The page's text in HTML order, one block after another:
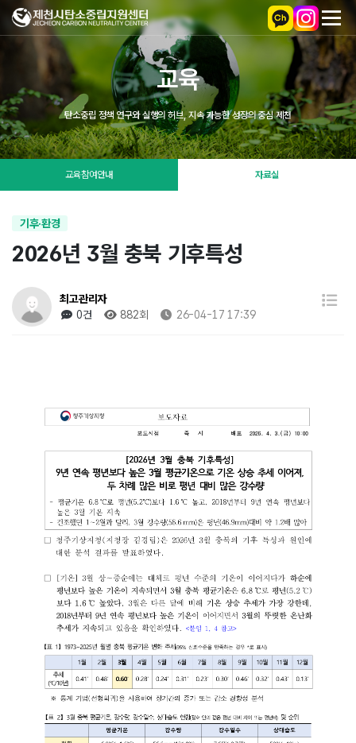
교육
탄소중립 정책 연구와 실행의 허브, 지속 가능한 성장의 중심 제천
교육참여안내 자료실
기후·환경
2026년 3월 충북 기후특성
최고관리자
0건
882회 26-04-17 17:39